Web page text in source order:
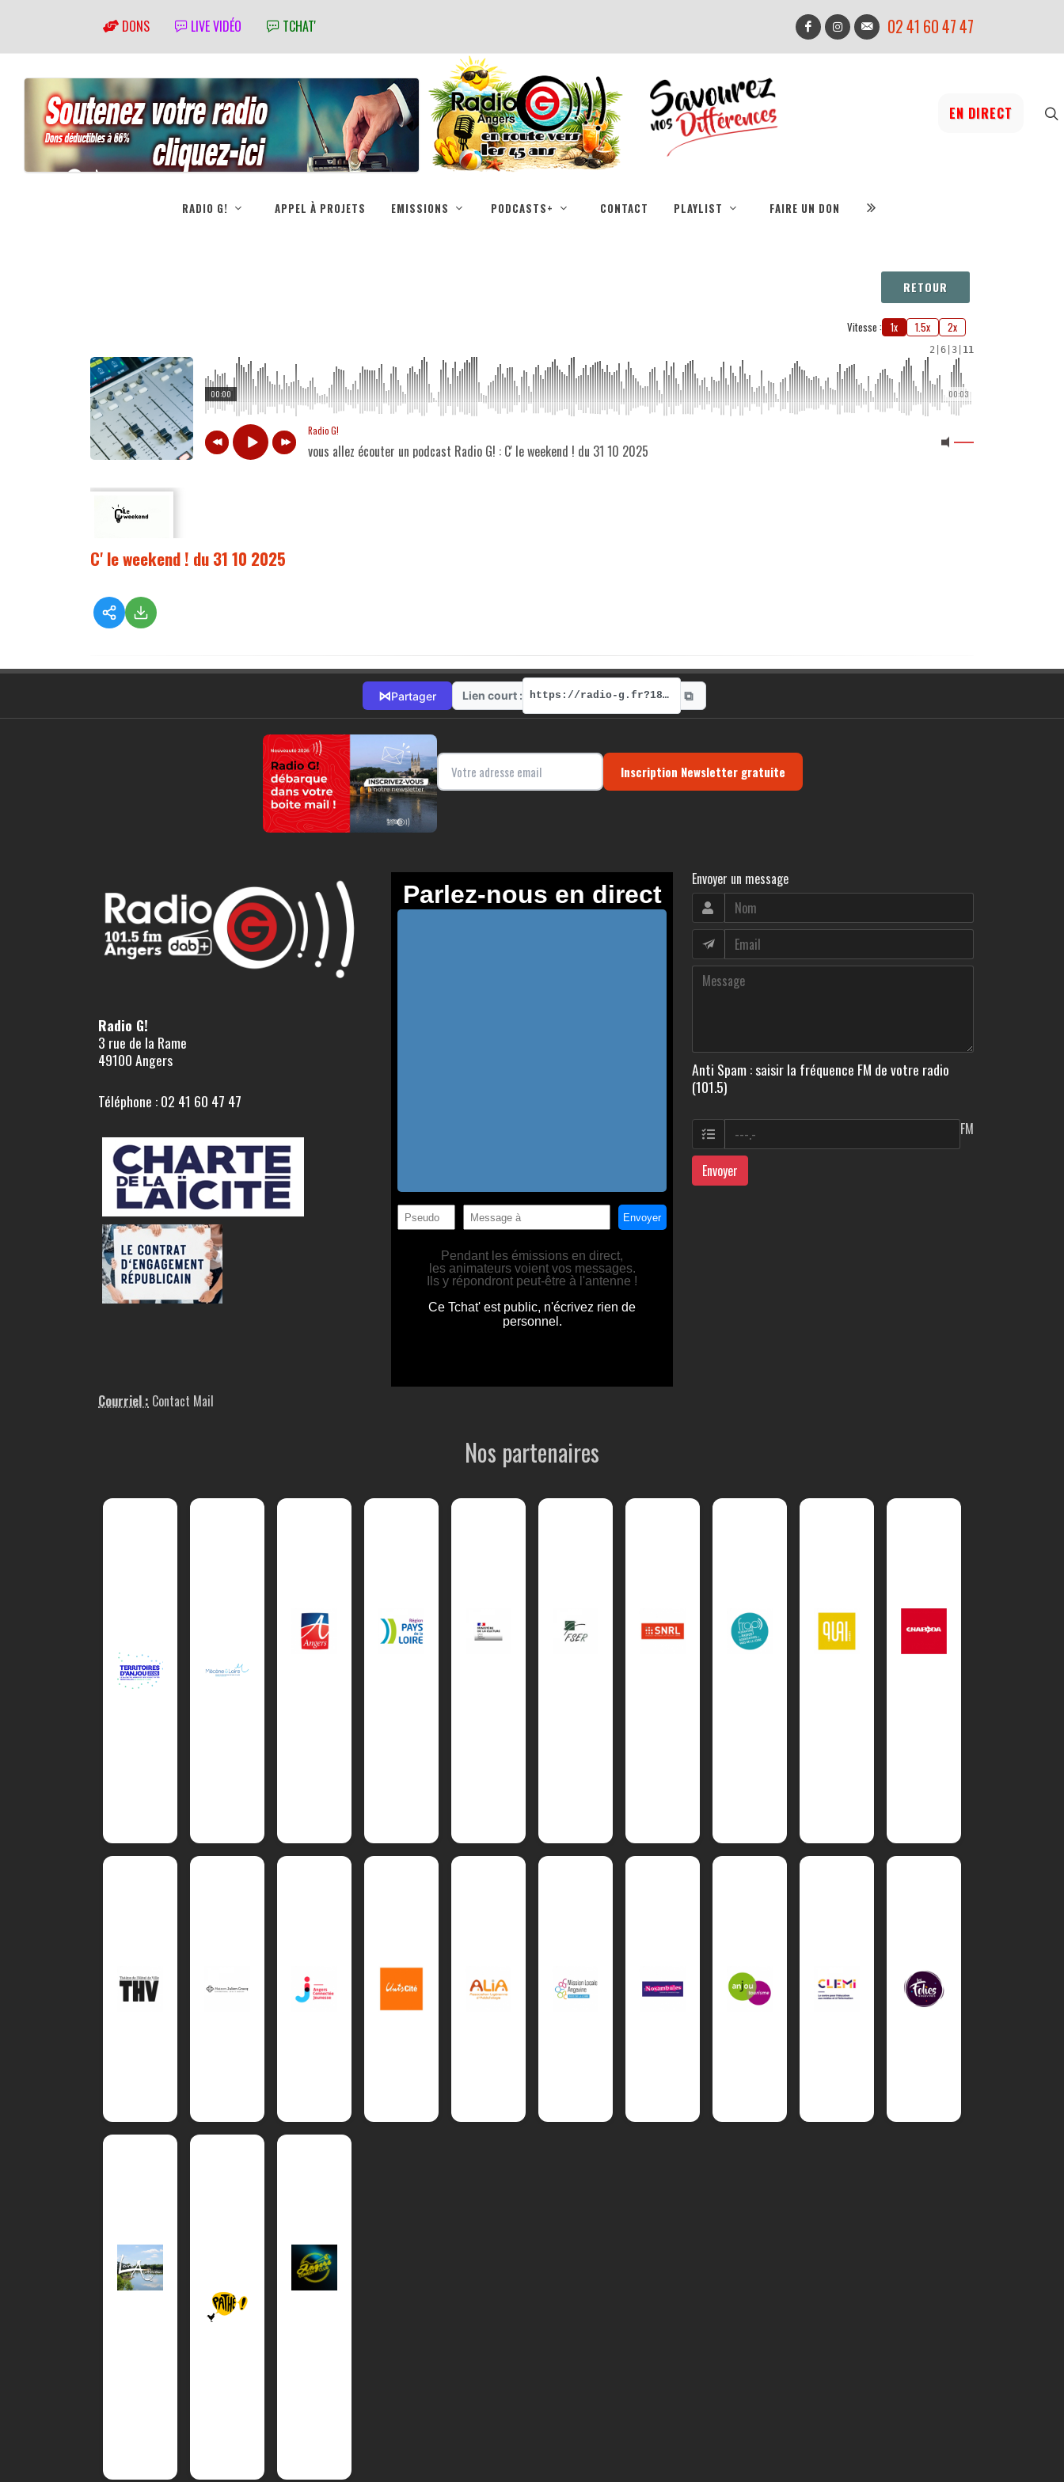
DONS LIVE VIDÉO TCHAT' 02 41 60 47 47
EN DIRECT
RADIO G! APPEL À PROJETS EMISSIONS PODCASTS+ CONTACT PLAYLIST FAIRE UN DON
RETOUR
Vitesse : 1x 1.5x 2x
2 6 3 11
00:03
00:00
Radio G!
vous allez écouter un podcast Radio G! : C' le weekend ! du 31 10 2025
C' le weekend ! du 31 10 2025
⋈Partager Lien court : https://radio-g.fr?18897 ⧉
Inscription Newsletter gratuite
Radio G!
3 rue de la Rame
49100 Angers
Téléphone : 02 41 60 47 47
Courriel : Contact Mail
Envoyer un message
Anti Spam : saisir la fréquence FM de votre radio
(101.5)
FM
Envoyer
Nos partenaires